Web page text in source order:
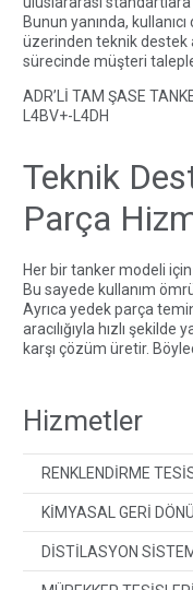
Bunun yanında,
üzerinden teknik destek
sürecinde müşteri
ADR’Lİ TAM ŞASE
L4BV+-L4DH
Teknik
Parça
Her bir tanker modeli
Bu sayede kullanım
Ayrıca yedek parça
aracılığıyla hızlı şekilde
karşı çözüm üretir.
Hizmetler
RENKLENDİRME
KİMYASAL GERİ
DİSTİLASYON